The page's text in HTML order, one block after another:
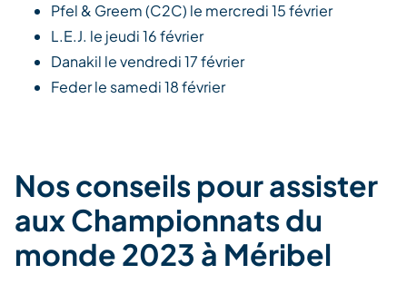
Pfel & Greem (C2C) le mercredi 15 février
L.E.J. le jeudi 16 février
Danakil le vendredi 17 février
Feder le samedi 18 février
Nos conseils pour assister
aux Championnats du
monde 2023 à Méribel